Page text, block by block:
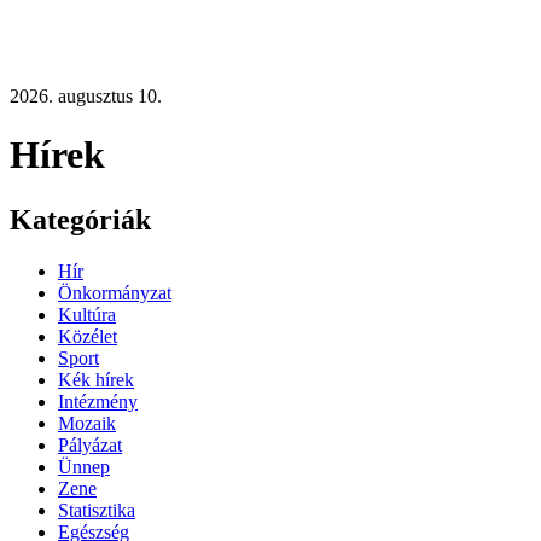
2026. augusztus 10.
Hírek
Kategóriák
Hír
Önkormányzat
Kultúra
Közélet
Sport
Kék hírek
Intézmény
Mozaik
Pályázat
Ünnep
Zene
Statisztika
Egészség